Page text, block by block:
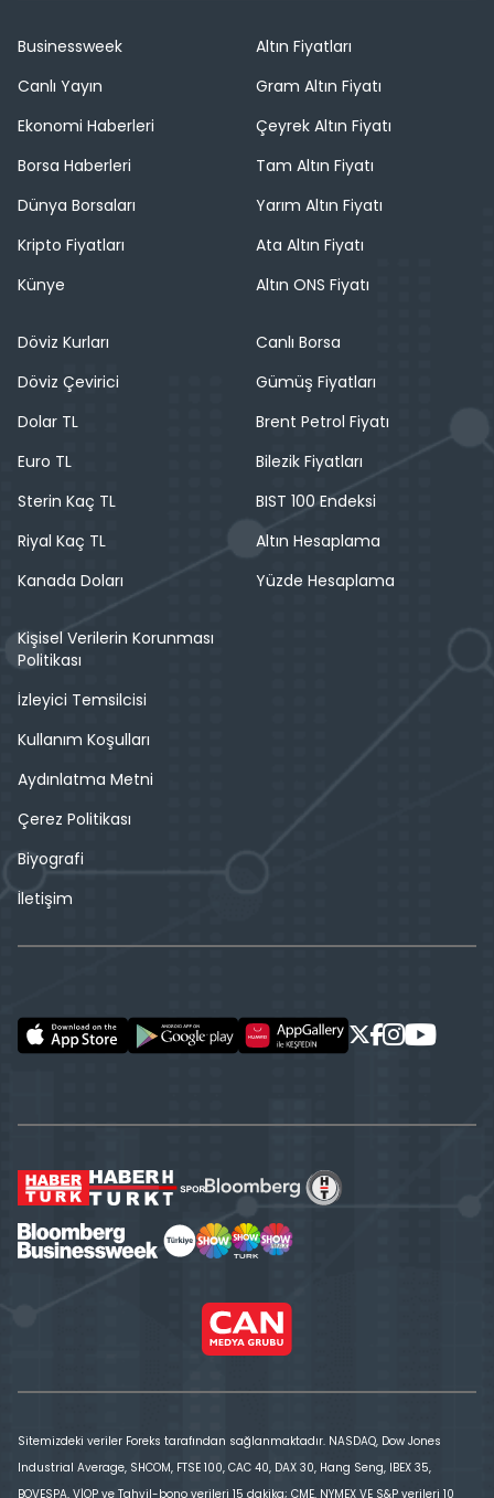
Businessweek
Canlı Yayın
Ekonomi Haberleri
Borsa Haberleri
Dünya Borsaları
Kripto Fiyatları
Künye
Altın Fiyatları
Gram Altın Fiyatı
Çeyrek Altın Fiyatı
Tam Altın Fiyatı
Yarım Altın Fiyatı
Ata Altın Fiyatı
Altın ONS Fiyatı
Döviz Kurları
Döviz Çevirici
Dolar TL
Euro TL
Sterin Kaç TL
Riyal Kaç TL
Kanada Doları
Canlı Borsa
Gümüş Fiyatları
Brent Petrol Fiyatı
Bilezik Fiyatları
BIST 100 Endeksi
Altın Hesaplama
Yüzde Hesaplama
Kişisel Verilerin Korunması
Politikası
İzleyici Temsilcisi
Kullanım Koşulları
Aydınlatma Metni
Çerez Politikası
Biyografi
İletişim
Sitemizdeki veriler Foreks tarafından sağlanmaktadır. NASDAQ, Dow Jones
Industrial Average, SHCOM, FTSE 100, CAC 40, DAX 30, Hang Seng, IBEX 35,
BOVESPA, VİOP ve Tahvil-bono verileri 15 dakika; CME, NYMEX VE S&P verileri 10